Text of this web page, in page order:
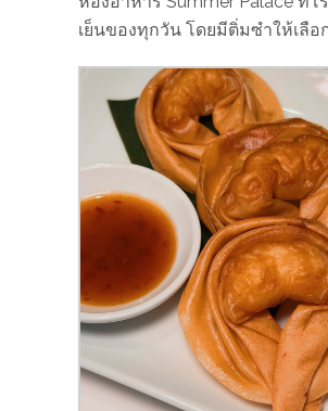
เย็นของทุกวัน โดยมีติ่มซำให้เลือ